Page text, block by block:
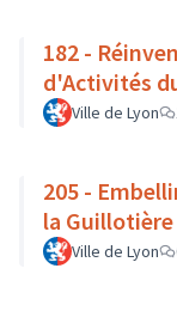
182 -
d'Activités
Ville de Lyon
205 -
la Guillotière
Ville de Lyon